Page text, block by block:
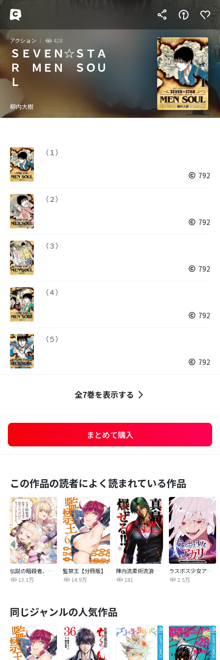
アクション 428
ＳＥＶＥＮ☆ＳＴＡ
Ｒ ＭＥＮ ＳＯＵ
Ｌ
柳内大樹
（１）
792
（２）
792
（３）
792
（４）
792
（５）
792
全7巻を表示する
まとめて購入
この作品の読者によく読まれている作品
伝説の暗殺者、転生したら王家の愛され末娘になってしまいまして。【タテヨミ】
13.1万
監禁王【分冊版】
14.9万
陣内流柔術流浪伝 真島、爆ぜる！！
181
ラスボス少女アカリ～ワタシより強いやつに会いに現代に行く～【タテヨミ】
2.5万
同じジャンルの人気作品